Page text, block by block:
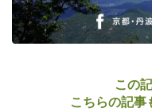
この
こちらの記事